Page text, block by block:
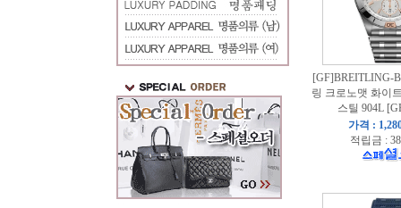
[GF]BREITLING-
링 크로노맷 화이
스틸 904L
가격 :
적립금 :